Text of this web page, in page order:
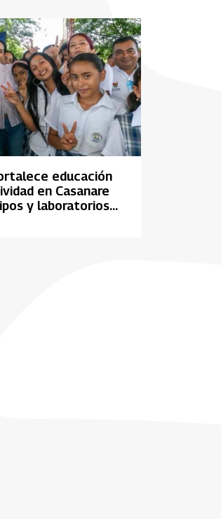
educación
en Casanare
y laboratorios